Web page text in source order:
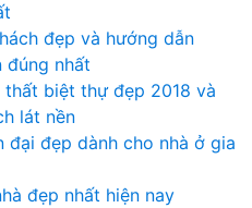
đẹp và hướng dẫn
đúng nhất
biệt thự đẹp 2018 và
lát nền
đại đẹp dành cho nhà ở gia
đẹp nhất hiện nay